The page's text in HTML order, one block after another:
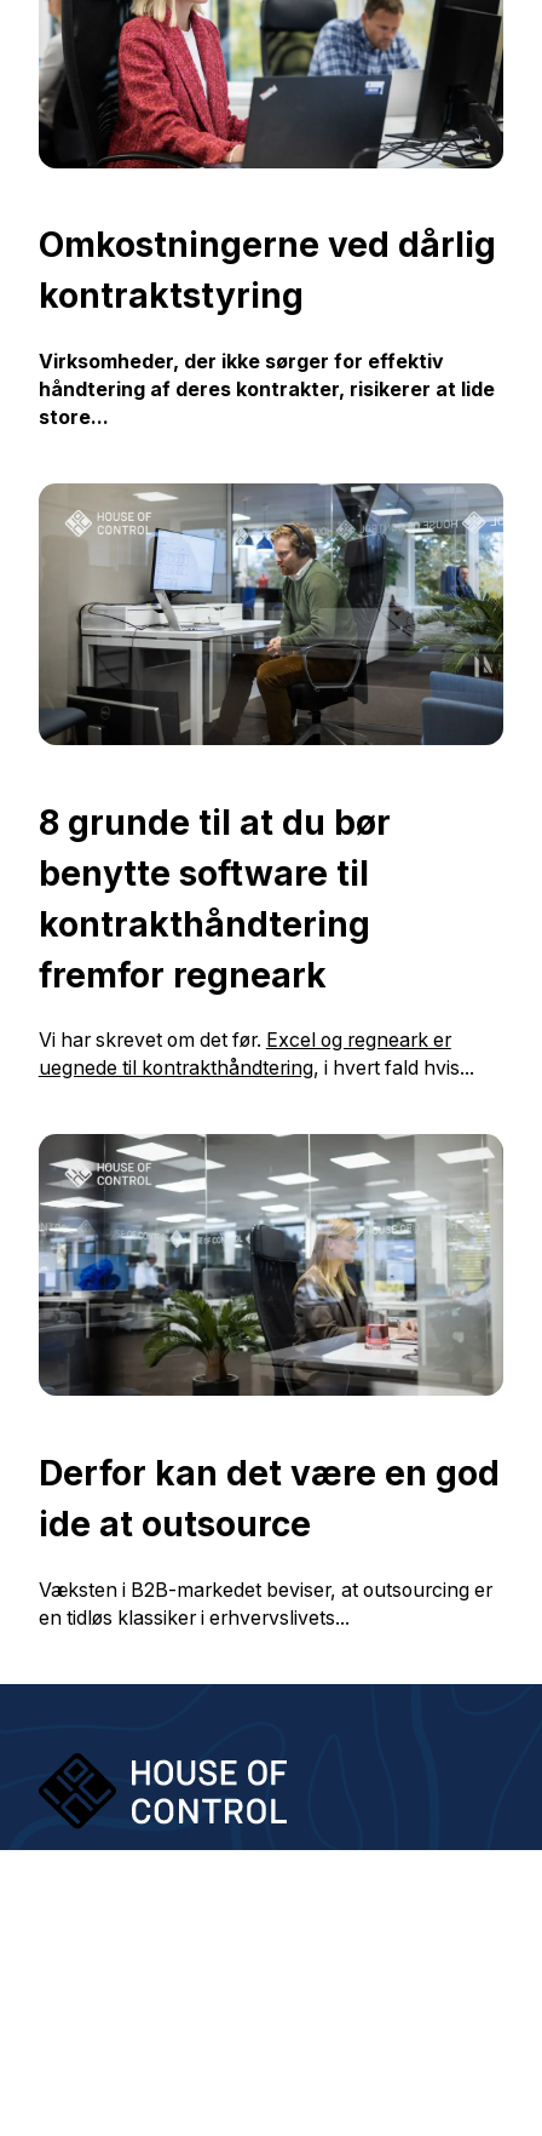
Omkostningerne ved dårlig
kontraktstyring
Virksomheder, der ikke sørger for effektiv
håndtering af deres kontrakter, risikerer at lide
store...
8 grunde til at du bør
benytte software til
kontrakthåndtering
fremfor regneark
Vi har skrevet om det før. Excel og regneark er
uegnede til kontrakthåndtering, i hvert fald hvis...
Derfor kan det være en god
ide at outsource
Væksten i B2B-markedet beviser, at outsourcing er
en tidløs klassiker i erhvervslivets...